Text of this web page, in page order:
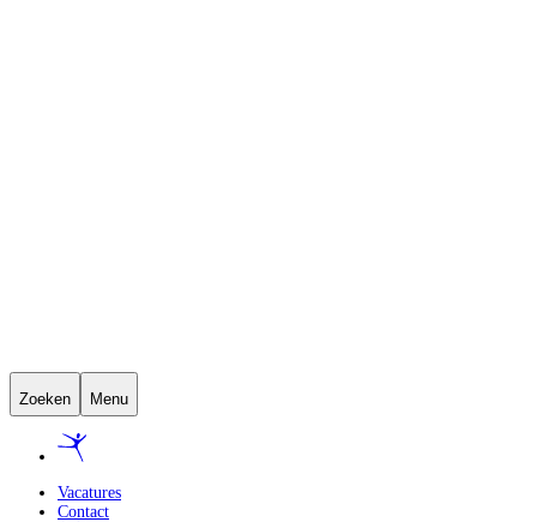
Zoeken Menu
Vacatures
Contact